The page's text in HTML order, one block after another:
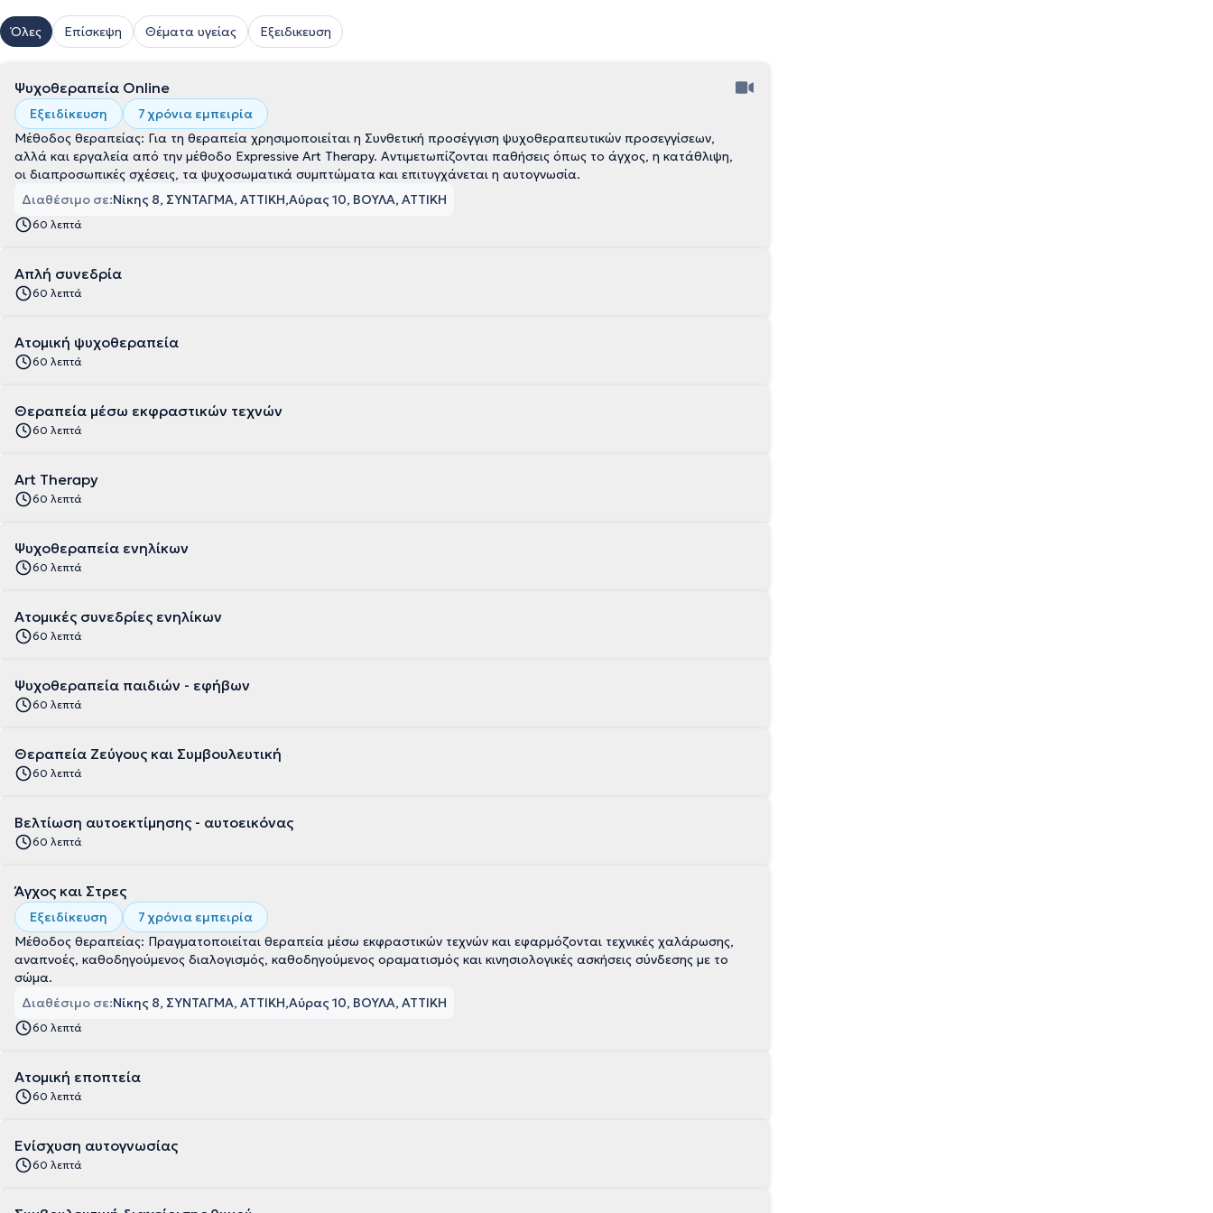
Όλες Επίσκεψη Θέματα υγείας Εξειδικευση
Ψυχοθεραπεία Online
Εξειδίκευση
7 χρόνια εμπειρία
Μέθοδος θεραπείας: Για τη θεραπεία χρησιμοποιείται η Συνθετική προσέγγιση ψυχοθεραπευτικών προσεγγίσεων,
αλλά και εργαλεία από την μέθοδο Expressive Art Τherapy. Αντιμετωπίζονται παθήσεις όπως το άγχος, η κατάθλιψη,
οι διαπροσωπικές σχέσεις, τα ψυχοσωματικά συμπτώματα και επιτυγχάνεται η αυτογνωσία.
Διαθέσιμο σε:Νίκης 8, ΣΥΝΤΑΓΜΑ, ΑΤΤΙΚΗ Αύρας 10, ΒΟΥΛΑ, ΑΤΤΙΚΗ
60 λεπτά
Απλή συνεδρία
60 λεπτά
Ατομική ψυχοθεραπεία
60 λεπτά
Θεραπεία μέσω εκφραστικών τεχνών
60 λεπτά
Art Therapy
60 λεπτά
Ψυχοθεραπεία ενηλίκων
60 λεπτά
Ατομικές συνεδρίες ενηλίκων
60 λεπτά
Ψυχοθεραπεία παιδιών - εφήβων
60 λεπτά
Θεραπεία Ζεύγους και Συμβουλευτική
60 λεπτά
Βελτίωση αυτοεκτίμησης - αυτοεικόνας
60 λεπτά
Άγχος και Στρες
Εξειδίκευση
7 χρόνια εμπειρία
Μέθοδος θεραπείας: Πραγματοποιείται θεραπεία μέσω εκφραστικών τεχνών και εφαρμόζονται τεχνικές χαλάρωσης,
αναπνοές, καθοδηγούμενος διαλογισμός, καθοδηγούμενος οραματισμός και κινησιολογικές ασκήσεις σύνδεσης με το
σώμα.
Διαθέσιμο σε:Νίκης 8, ΣΥΝΤΑΓΜΑ, ΑΤΤΙΚΗ Αύρας 10, ΒΟΥΛΑ, ΑΤΤΙΚΗ
60 λεπτά
Ατομική εποπτεία
60 λεπτά
Ενίσχυση αυτογνωσίας
60 λεπτά